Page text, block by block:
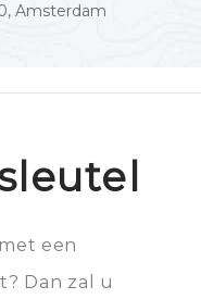
Amsterdam
een
Dan zal u